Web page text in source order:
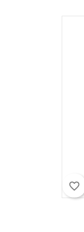
favorite_border